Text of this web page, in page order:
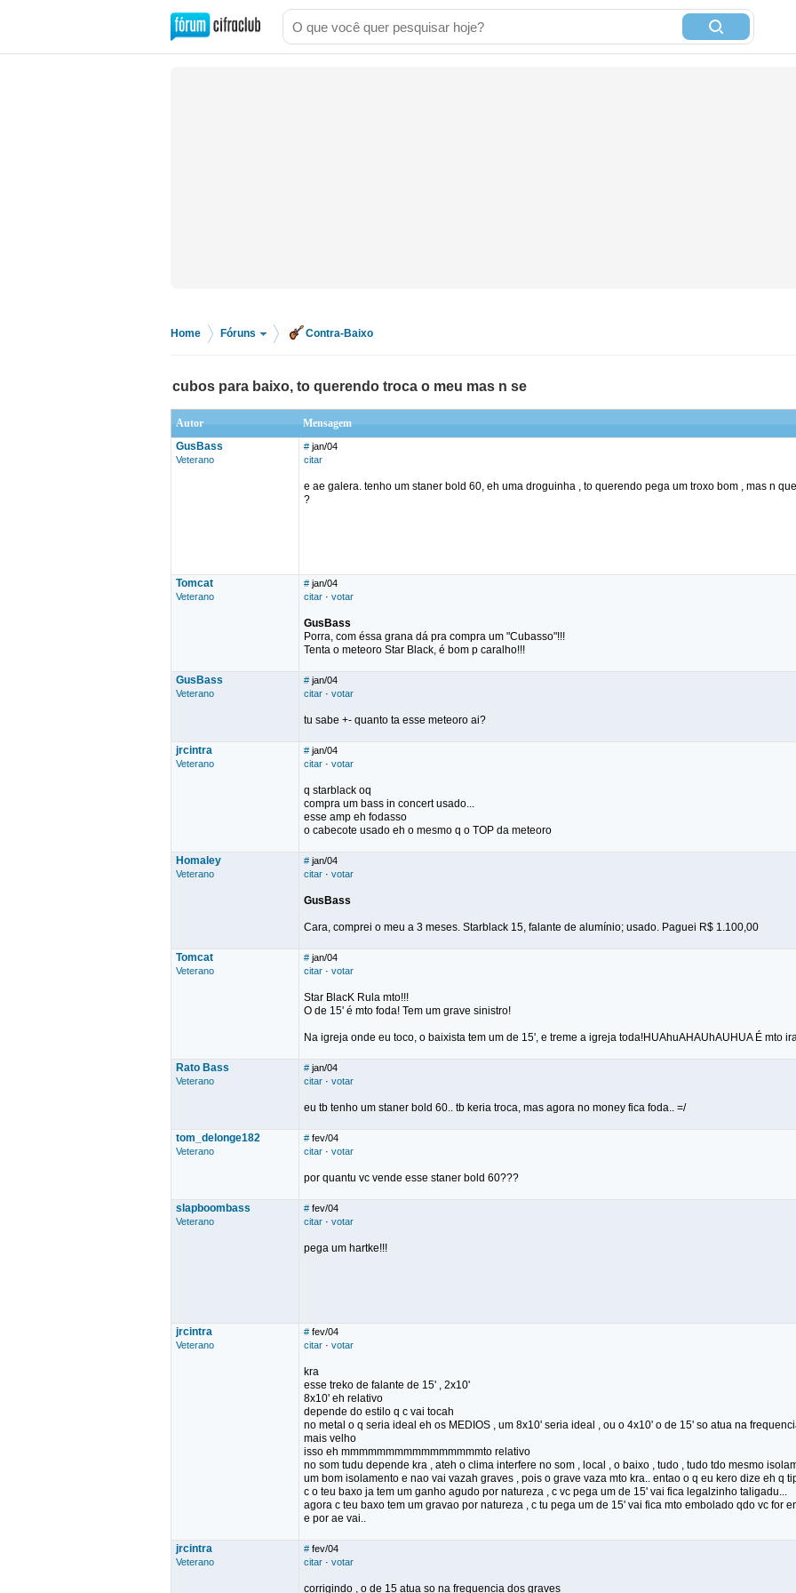
Home Fóruns Contra-Baixo
cubos para baixo, to querendo troca o meu mas n se
Autor
Mensagem
GusBass
Veterano
# jan/04
citar
e ae galera. tenho um staner bold 60, eh uma droguinha , to querendo pega um troxo bom , mas n
?
Tomcat
Veterano
# jan/04
citar · votar
GusBass
Porra, com éssa grana dá pra compra um "Cubasso"!!!
Tenta o meteoro Star Black, é bom p caralho!!!
GusBass
Veterano
# jan/04
citar · votar
tu sabe +- quanto ta esse meteoro ai?
jrcintra
Veterano
# jan/04
citar · votar
q starblack oq
compra um bass in concert usado...
esse amp eh fodasso
o cabecote usado eh o mesmo q o TOP da meteoro
Homaley
Veterano
# jan/04
citar · votar
GusBass
Cara, comprei o meu a 3 meses. Starblack 15, falante de alumínio; usado. Paguei R$ 1.100,00
Tomcat
Veterano
# jan/04
citar · votar
Star BlacK Rula mto!!!
O de 15' é mto foda! Tem um grave sinistro!
Na igreja onde eu toco, o baixista tem um de 15', e treme a igreja toda!HUAhuAHAUhAUHUA É mto
Rato Bass
Veterano
# jan/04
citar · votar
eu tb tenho um staner bold 60.. tb keria troca, mas agora no money fica foda.. =/
tom_delonge182
Veterano
# fev/04
citar · votar
por quantu vc vende esse staner bold 60???
slapboombass
Veterano
# fev/04
citar · votar
pega um hartke!!!
jrcintra
Veterano
# fev/04
citar · votar
kra
esse treko de falante de 15' , 2x10'
8x10' eh relativo
depende do estilo q c vai tocah
no metal o q seria ideal eh os MEDIOS , um 8x10' seria ideal , ou o 4x10' o de 15' so atua na
mais velho
isso eh mmmmmmmmmmmmmmmmto relativo
no som tudu depende kra , ateh o clima interfere no som , local , o baixo , tudo , tudo tdo mesmo
um bom isolamento e nao vai vazah graves , pois o grave vaza mto kra.. entao o q eu kero dize eh q
c o teu baxo ja tem um ganho agudo por natureza , c vc pega um de 15' vai fica legalzinho taligadu...
agora c teu baxo tem um gravao por natureza , c tu pega um de 15' vai fica mto embolado qdo vc for
e por ae vai..
jrcintra
Veterano
# fev/04
citar · votar
corrigindo , o de 15 atua so na frequencia dos graves